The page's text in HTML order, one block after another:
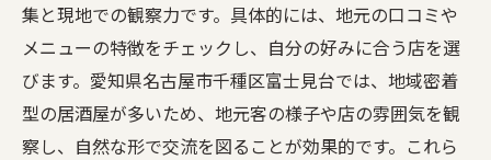
集と現地での観察力です。具体的には、地元の口コミや
メニューの特徴をチェックし、自分の好みに合う店を選
びます。愛知県名古屋市千種区富士見台では、地域密着
型の居酒屋が多いため、地元客の様子や店の雰囲気を観
察し、自然な形で交流を図ることが効果的です。これら